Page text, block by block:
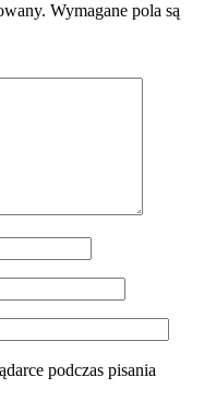
Wymagane pola są
podczas pisania